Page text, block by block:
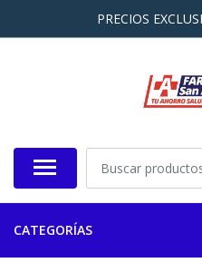
PRECIOS
CATEGORÍAS